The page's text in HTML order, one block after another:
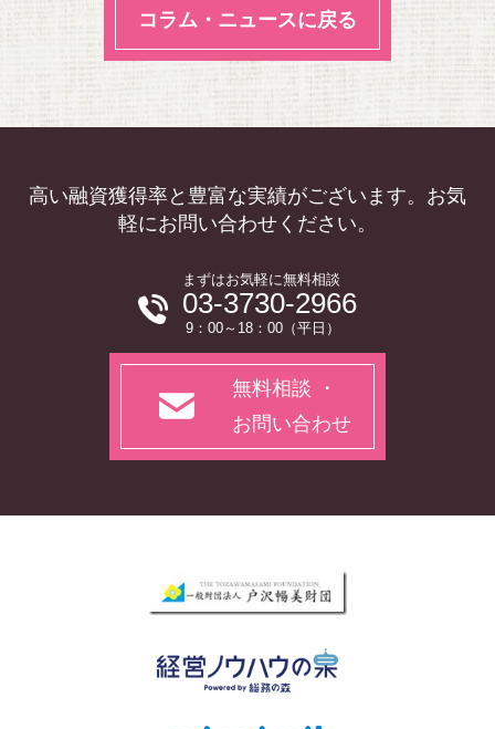
コラム・ニュースに戻る
高い融資獲得率と豊富な実績がございます。お気
軽にお問い合わせください。
まずはお気軽に無料相談
03-3730-2966
9：00～18：00（平日）
無料相談 ・
お問い合わせ